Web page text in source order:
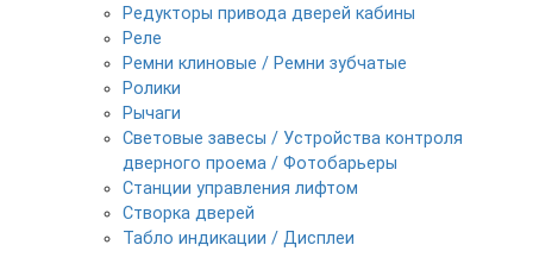
Редукторы привода дверей кабины
Реле
Ремни клиновые / Ремни зубчатые
Ролики
Рычаги
Световые завесы / Устройства контроля
дверного проема / Фотобарьеры
Станции управления лифтом
Створка дверей
Табло индикации / Дисплеи